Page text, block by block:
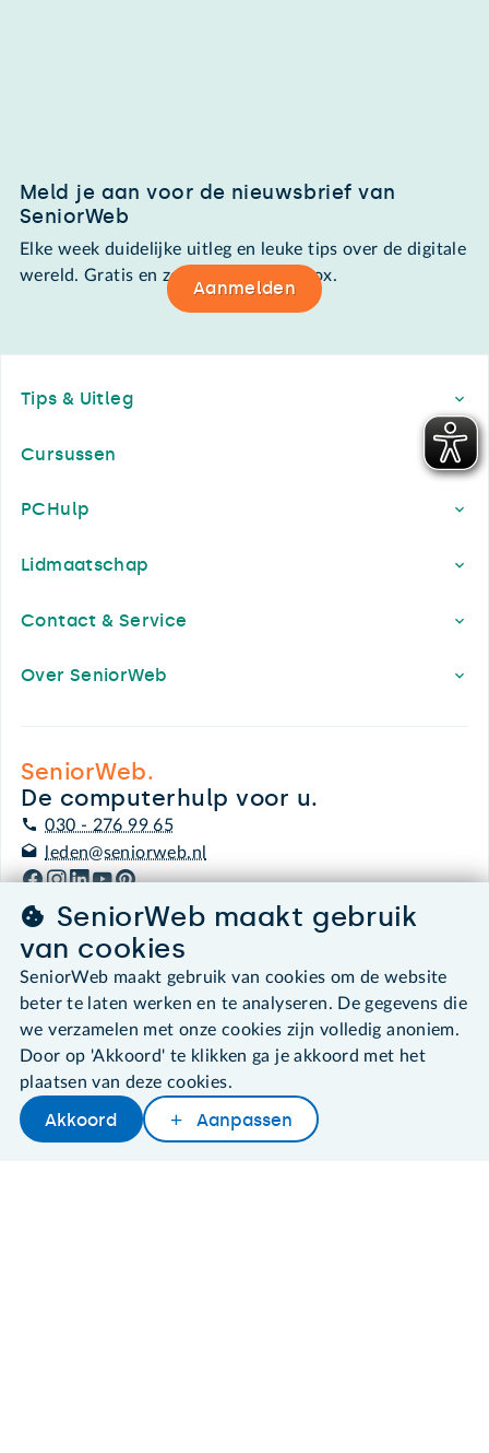
Later lezenDelenWoordenboek
Meld je aan voor de nieuwsbrief van
SeniorWeb
Elke week duidelijke uitleg en leuke tips over de digitale
wereld. Gratis en zomaar in de mailbox.
Aanmelden
Tips & Uitleg
Cursussen
PCHulp
Lidmaatschap
Contact & Service
Over SeniorWeb
SeniorWeb.
De computerhulp voor u.
030 - 276 99 65
leden@seniorweb.nl
©2026 SeniorWeb
Algemene voorwaarden
Cookies en cookie-instellingen
Disclaimer
Privacybeleid
About SeniorWeb
SeniorWeb maakt gebruik
van cookies
SeniorWeb maakt gebruik van cookies om de website
beter te laten werken en te analyseren. De gegevens die
we verzamelen met onze cookies zijn volledig anoniem.
Door op 'Akkoord' te klikken ga je akkoord met het
plaatsen van deze cookies.
Akkoord Aanpassen